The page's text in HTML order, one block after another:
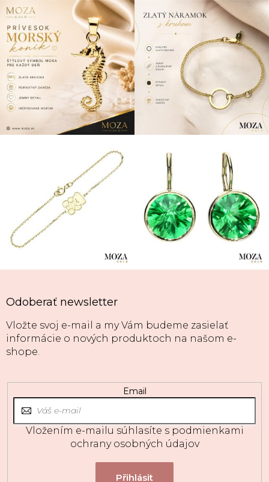
Odoberať newsletter
Vložte svoj e-mail a my Vám budeme zasielať
informácie o nových produktoch na našom e-
shope.
Email
Vložením e-mailu súhlasíte s podmienkami
ochrany osobných údajov